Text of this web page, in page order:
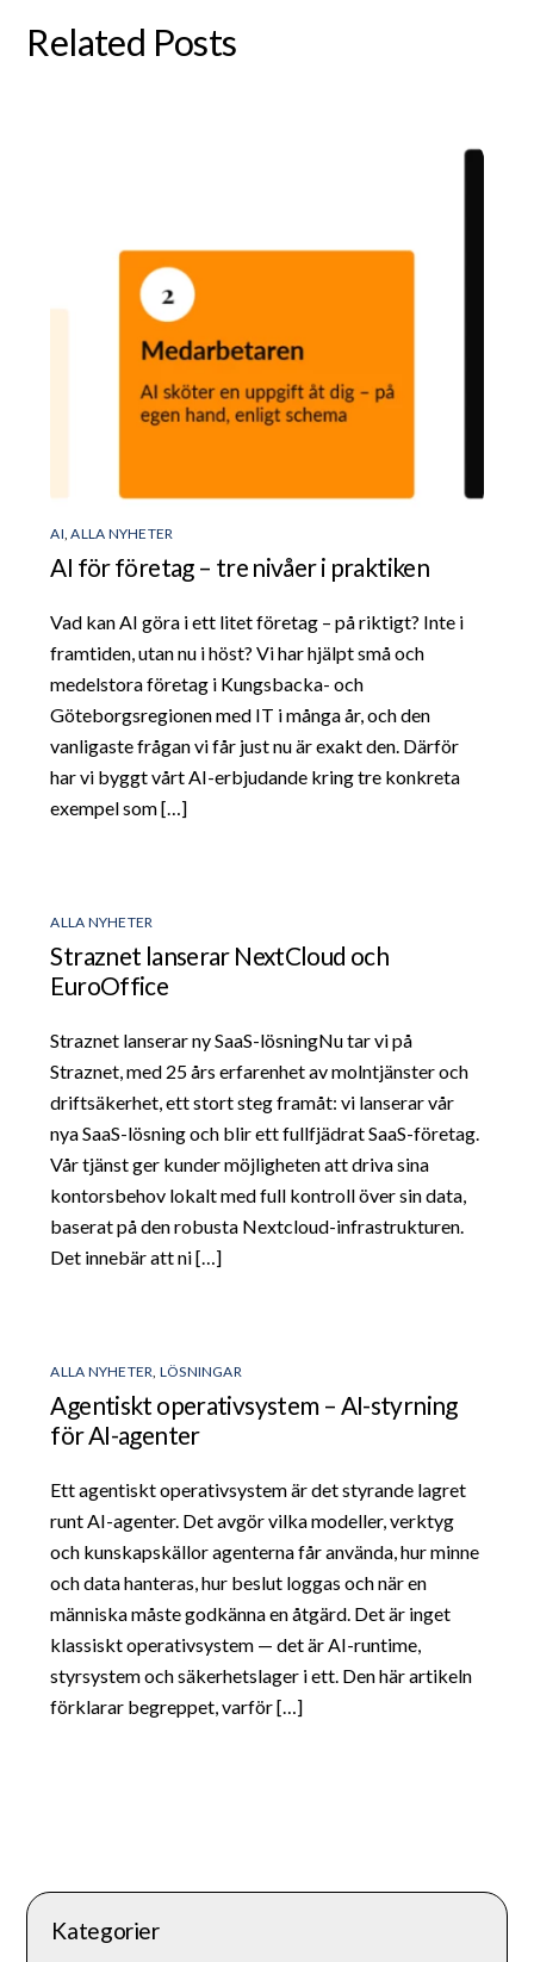
Related Posts
AI,ALLA NYHETER
AI för företag – tre nivåer i praktiken
Vad kan AI göra i ett litet företag – på riktigt? Inte i
framtiden, utan nu i höst? Vi har hjälpt små och
medelstora företag i Kungsbacka- och
Göteborgsregionen med IT i många år, och den
vanligaste frågan vi får just nu är exakt den. Därför
har vi byggt vårt AI-erbjudande kring tre konkreta
exempel som […]
ALLA NYHETER
Straznet lanserar NextCloud och
EuroOffice
Straznet lanserar ny SaaS-lösningNu tar vi på
Straznet, med 25 års erfarenhet av molntjänster och
driftsäkerhet, ett stort steg framåt: vi lanserar vår
nya SaaS-lösning och blir ett fullfjädrat SaaS-företag.
Vår tjänst ger kunder möjligheten att driva sina
kontorsbehov lokalt med full kontroll över sin data,
baserat på den robusta Nextcloud-infrastrukturen.
Det innebär att ni […]
ALLA NYHETER LÖSNINGAR
Agentiskt operativsystem – AI-styrning
för AI-agenter
Ett agentiskt operativsystem är det styrande lagret
runt AI-agenter. Det avgör vilka modeller, verktyg
och kunskapskällor agenterna får använda, hur minne
och data hanteras, hur beslut loggas och när en
människa måste godkänna en åtgärd. Det är inget
klassiskt operativsystem — det är AI-runtime,
styrsystem och säkerhetslager i ett. Den här artikeln
förklarar begreppet, varför […]
Kategorier